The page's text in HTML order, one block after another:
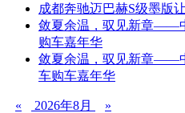
成都奔驰迈巴赫S级墨版
敛夏余温，驭见新章——
购车嘉年华
敛夏余温，驭见新章——
车购车嘉年华
« 2026年8月 »